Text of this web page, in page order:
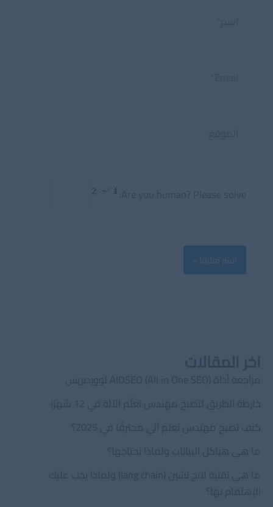
مراجعة أداة AIOSEO (All in One SEO) لووردبريس
خارطة الطريق لتصبح مهندس تعلّم الآلة في 12 شهرًا
كيف تصبح مهندس تعلم آلي محترفًا في 2025؟
ما هي هياكل البيانات ولماذا نحتاجها؟
ما هي تقنية لانج تشين (lang chain) ولماذا يجب عليك
الإهتمام بها؟